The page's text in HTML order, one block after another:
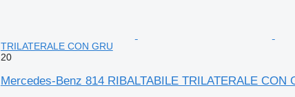
TRILATERALE CON GRU
20
Mercedes-Benz 814 RIBALTABILE TRILATERALE CON